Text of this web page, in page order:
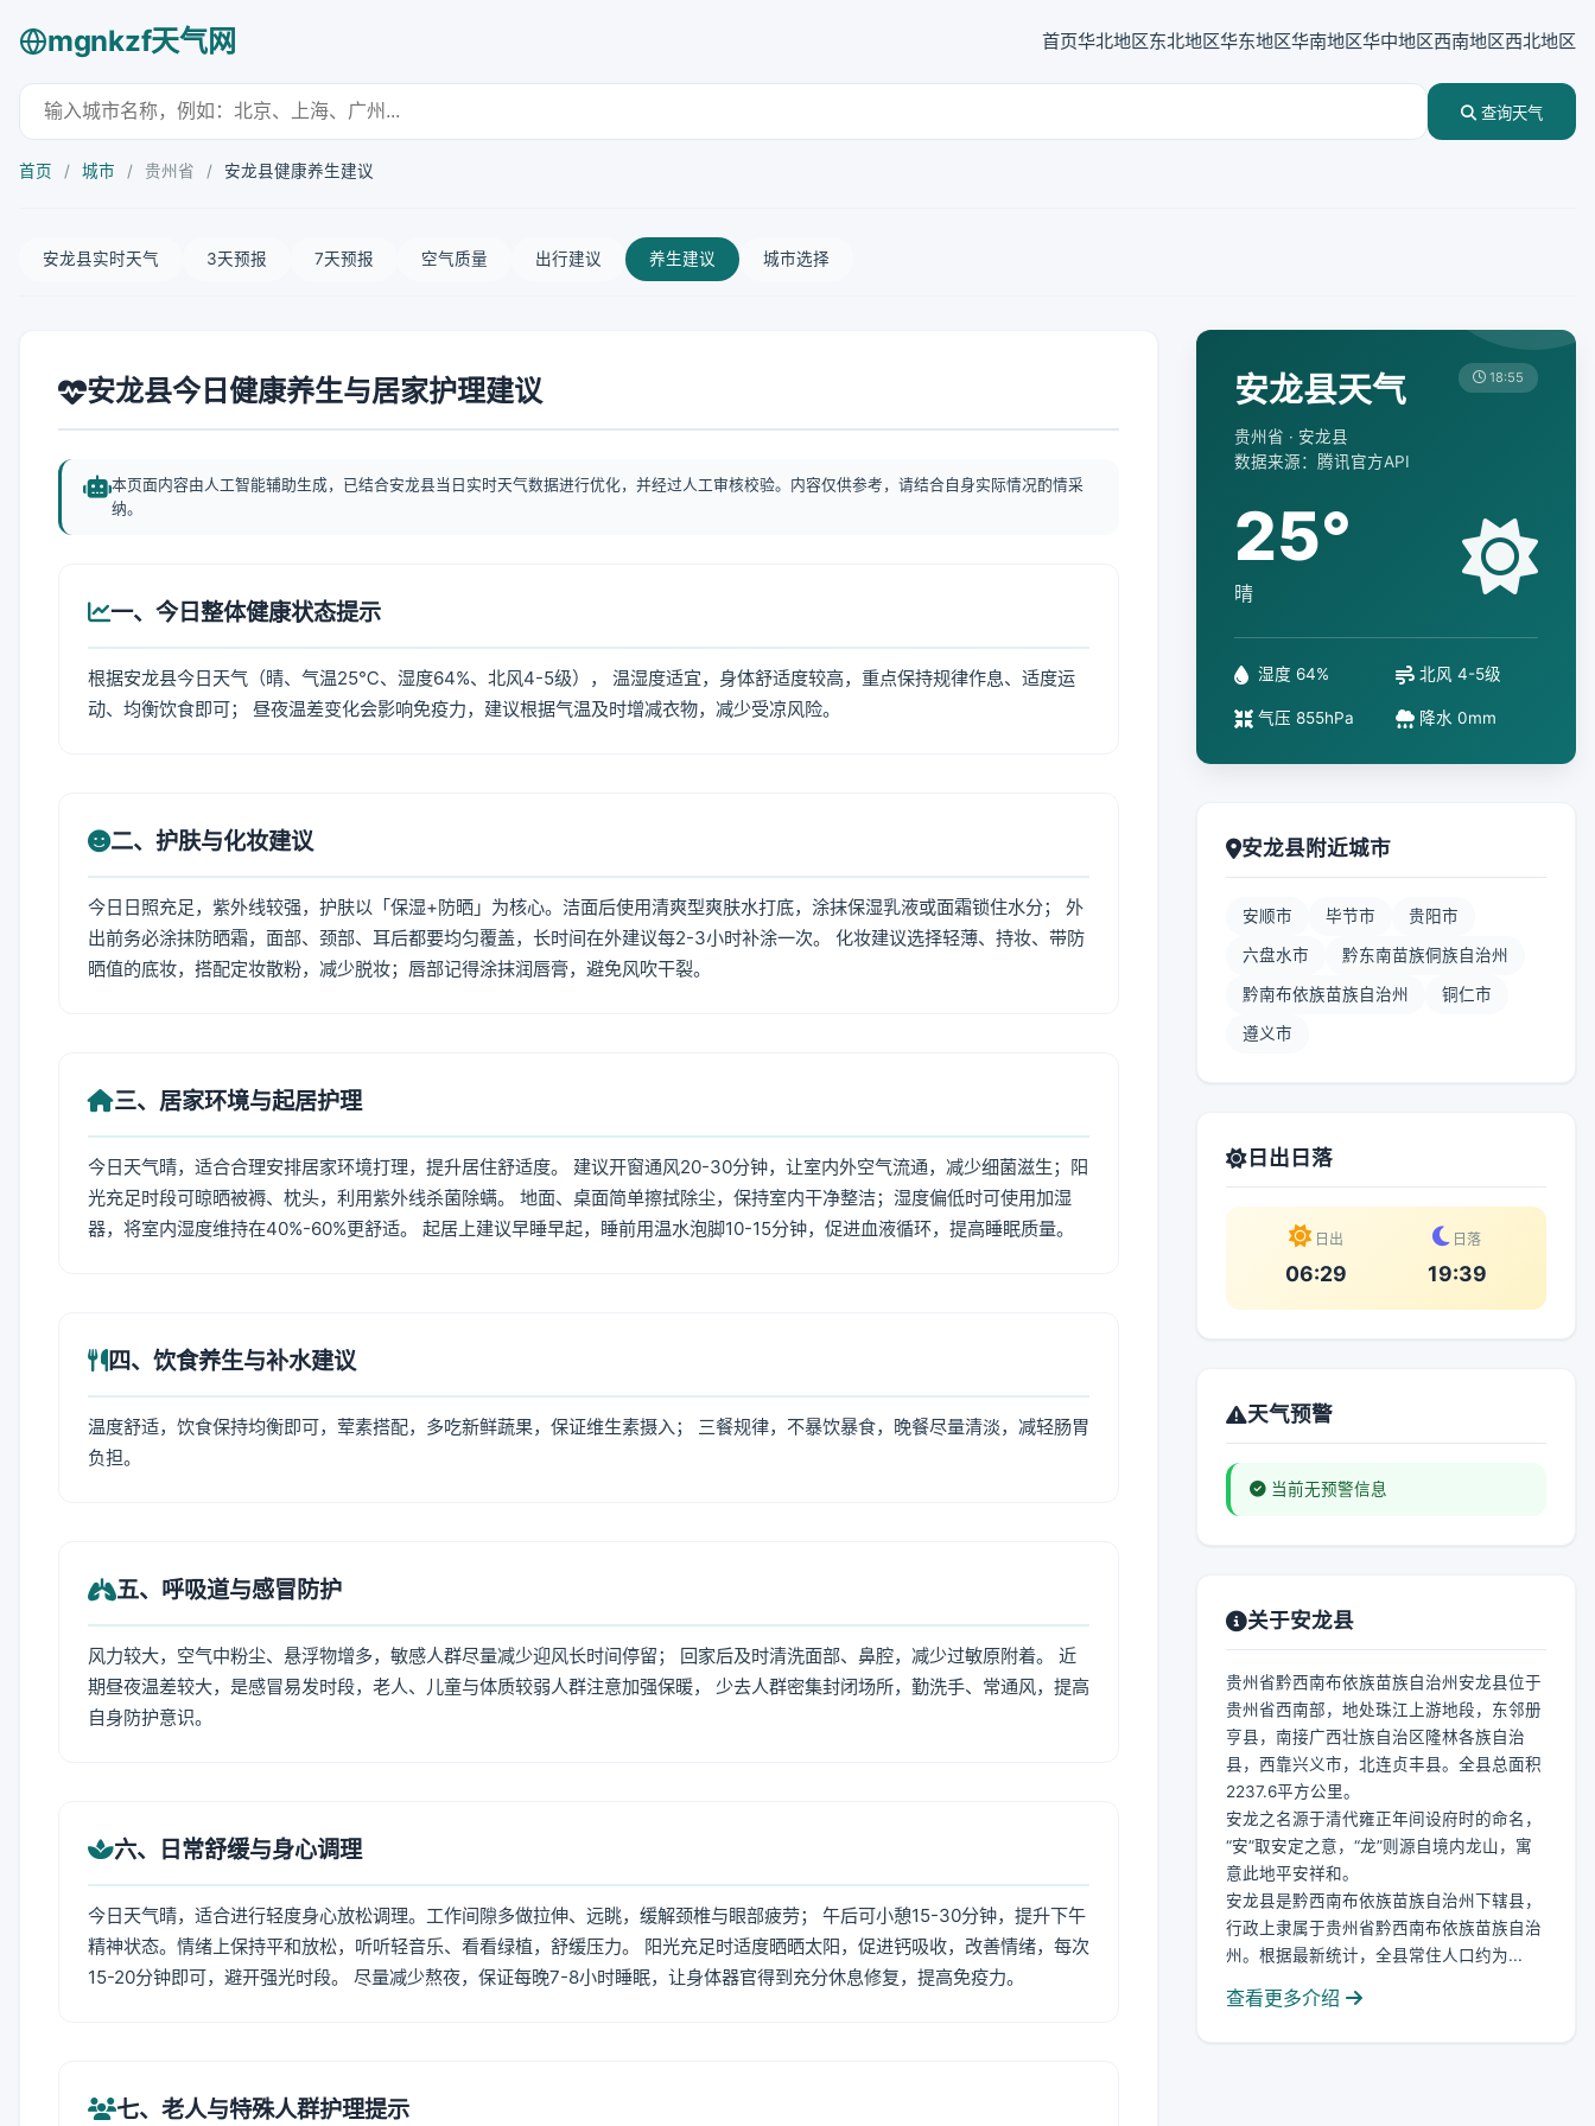
mgnkzf天气网 首页华北地区东北地区华东地区华南地区华中地区西南地区西北地区
查询天气
首页 / 城市 / 贵州省 / 安龙县健康养生建议
安龙县实时天气 3天预报 7天预报 空气质量 出行建议 养生建议 城市选择
安龙县今日健康养生与居家护理建议
本页面内容由人工智能辅助生成，已结合安龙县当日实时天气数据进行优化，并经过人工审核校验。内容仅供参考，请结合自身实际情况酌情采
纳。
一、今日整体健康状态提示
根据安龙县今日天气（晴、气温25℃、湿度64%、北风4-5级）， 温湿度适宜，身体舒适度较高，重点保持规律作息、适度运
动、均衡饮食即可； 昼夜温差变化会影响免疫力，建议根据气温及时增减衣物，减少受凉风险。
二、护肤与化妆建议
今日日照充足，紫外线较强，护肤以「保湿+防晒」为核心。洁面后使用清爽型爽肤水打底，涂抹保湿乳液或面霜锁住水分； 外
出前务必涂抹防晒霜，面部、颈部、耳后都要均匀覆盖，长时间在外建议每2-3小时补涂一次。 化妆建议选择轻薄、持妆、带防
晒值的底妆，搭配定妆散粉，减少脱妆；唇部记得涂抹润唇膏，避免风吹干裂。
三、居家环境与起居护理
今日天气晴，适合合理安排居家环境打理，提升居住舒适度。 建议开窗通风20-30分钟，让室内外空气流通，减少细菌滋生；阳
光充足时段可晾晒被褥、枕头，利用紫外线杀菌除螨。 地面、桌面简单擦拭除尘，保持室内干净整洁；湿度偏低时可使用加湿
器，将室内湿度维持在40%-60%更舒适。 起居上建议早睡早起，睡前用温水泡脚10-15分钟，促进血液循环，提高睡眠质量。
四、饮食养生与补水建议
温度舒适，饮食保持均衡即可，荤素搭配，多吃新鲜蔬果，保证维生素摄入； 三餐规律，不暴饮暴食，晚餐尽量清淡，减轻肠胃
负担。
五、呼吸道与感冒防护
风力较大，空气中粉尘、悬浮物增多，敏感人群尽量减少迎风长时间停留； 回家后及时清洗面部、鼻腔，减少过敏原附着。 近
期昼夜温差较大，是感冒易发时段，老人、儿童与体质较弱人群注意加强保暖， 少去人群密集封闭场所，勤洗手、常通风，提高
自身防护意识。
六、日常舒缓与身心调理
今日天气晴，适合进行轻度身心放松调理。工作间隙多做拉伸、远眺，缓解颈椎与眼部疲劳； 午后可小憩15-30分钟，提升下午
精神状态。情绪上保持平和放松，听听轻音乐、看看绿植，舒缓压力。 阳光充足时适度晒晒太阳，促进钙吸收，改善情绪，每次
15-20分钟即可，避开强光时段。 尽量减少熬夜，保证每晚7-8小时睡眠，让身体器官得到充分休息修复，提高免疫力。
七、老人与特殊人群护理提示
安龙县天气
贵州省 · 安龙县
数据来源：腾讯官方API
18:55
25°
晴
湿度 64% 北风 4-5级
气压 855hPa 降水 0mm
安龙县附近城市
安顺市 毕节市 贵阳市
六盘水市 黔东南苗族侗族自治州
黔南布依族苗族自治州 铜仁市
遵义市
日出日落
日出
06:29
日落
19:39
天气预警
当前无预警信息
关于安龙县
贵州省黔西南布依族苗族自治州安龙县位于
贵州省西南部，地处珠江上游地段，东邻册
亨县，南接广西壮族自治区隆林各族自治
县，西靠兴义市，北连贞丰县。全县总面积
2237.6平方公里。
安龙之名源于清代雍正年间设府时的命名，
“安”取安定之意，“龙”则源自境内龙山，寓
意此地平安祥和。
安龙县是黔西南布依族苗族自治州下辖县，
行政上隶属于贵州省黔西南布依族苗族自治
州。根据最新统计，全县常住人口约为...
查看更多介绍